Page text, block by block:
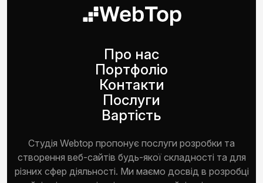
Про нас
Портфоліо
Контакти
Послуги
Вартість
Студія Webtop пропонує послуги розробки та
створення веб-сайтів будь-якої складності та для
різних сфер діяльності. Ми маємо досвід в розробці